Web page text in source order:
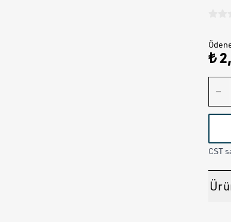
₺
CST